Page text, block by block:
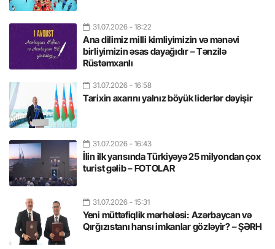
31.07.2026 - 18:22
Ana dilimiz milli kimliyimizin və mənəvi
birliyimizin əsas dayağıdır – Tənzilə
Rüstəmxanlı
31.07.2026 - 16:58
Tarixin axarını yalnız böyük liderlər dəyişir
31.07.2026 - 16:43
İlin ilk yarısında Türkiyəyə 25 milyondan çox
turist gəlib – FOTOLAR
31.07.2026 - 15:31
Yeni müttəfiqlik mərhələsi: Azərbaycan və
Qırğızıstanı hansı imkanlar gözləyir? – ŞƏRH